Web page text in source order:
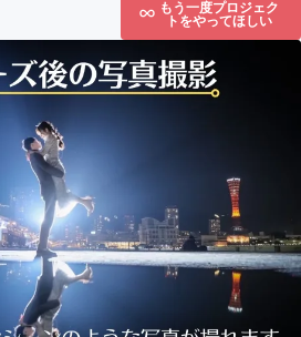
もう一度プロジェク
トをやってほしい